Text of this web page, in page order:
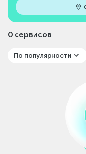
0 сервисов
По популярности